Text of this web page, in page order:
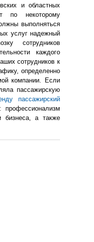
и областных
по некоторому
выполняться
услуг надежный
сотрудников
каждого
сотрудников к
определенно
компании. Если
пассажирскую
пассажирский
профессионализм
бизнеса, а также